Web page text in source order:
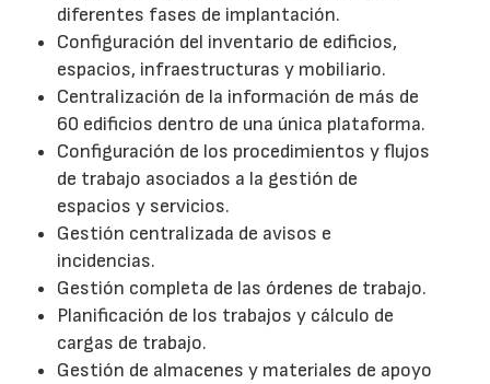
diferentes fases de implantación.
Configuración del inventario de edificios,
espacios, infraestructuras y mobiliario.
Centralización de la información de más de
60 edificios dentro de una única plataforma.
Configuración de los procedimientos y flujos
de trabajo asociados a la gestión de
espacios y servicios.
Gestión centralizada de avisos e
incidencias.
Gestión completa de las órdenes de trabajo.
Planificación de los trabajos y cálculo de
cargas de trabajo.
Gestión de almacenes y materiales de apoyo